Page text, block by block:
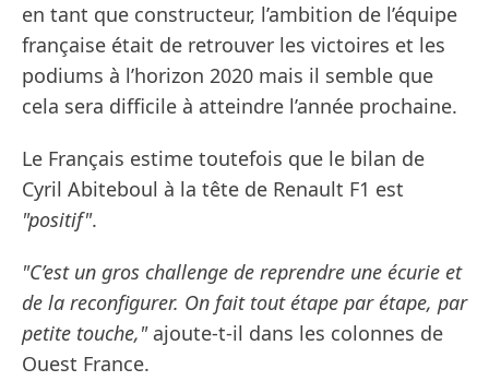
en tant que constructeur, l’ambition de l’équipe
française était de retrouver les victoires et les
podiums à l’horizon 2020 mais il semble que
cela sera difficile à atteindre l’année prochaine.
Le Français estime toutefois que le bilan de
Cyril Abiteboul à la tête de Renault F1 est
"positif".
"C’est un gros challenge de reprendre une écurie et
de la reconfigurer. On fait tout étape par étape, par
petite touche,"ajoute-t-il dans les colonnes de
Ouest France.